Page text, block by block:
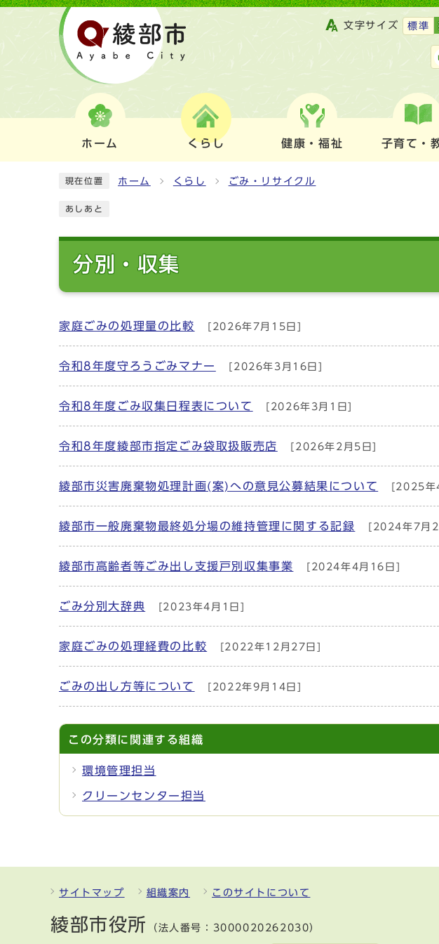
文字サイズ 標準
ホーム くらし 健康・福祉 子育て・
現在位置 ホーム くらし ごみ・リサイクル
あしあと
分別・収集
家庭ごみの処理量の比較 [2026年7月15日]
令和8年度守ろうごみマナー [2026年3月16日]
令和8年度ごみ収集日程表について [2026年3月1日]
令和8年度綾部市指定ごみ袋取扱販売店 [2026年2月5日]
綾部市災害廃棄物処理計画(案)への意見公募結果について [2025年
綾部市一般廃棄物最終処分場の維持管理に関する記録 [2024年7月
綾部市高齢者等ごみ出し支援戸別収集事業 [2024年4月16日]
ごみ分別大辞典 [2023年4月1日]
家庭ごみの処理経費の比較 [2022年12月27日]
ごみの出し方等について [2022年9月14日]
この分類に関連する組織
環境管理担当
クリーンセンター担当
サイトマップ 組織案内 このサイトについて
綾部市役所 （法人番号：3000020262030）